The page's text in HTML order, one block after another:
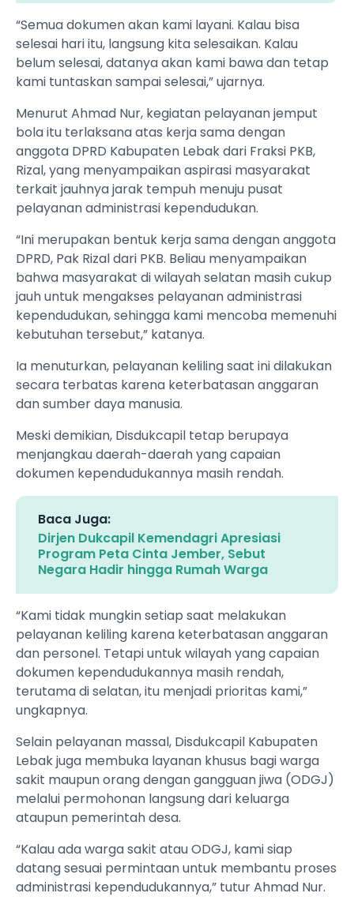
“Semua dokumen akan kami layani. Kalau bisa
selesai hari itu, langsung kita selesaikan. Kalau
belum selesai, datanya akan kami bawa dan tetap
kami tuntaskan sampai selesai,” ujarnya.
Menurut Ahmad Nur, kegiatan pelayanan jemput
bola itu terlaksana atas kerja sama dengan
anggota DPRD Kabupaten Lebak dari Fraksi PKB,
Rizal, yang menyampaikan aspirasi masyarakat
terkait jauhnya jarak tempuh menuju pusat
pelayanan administrasi kependudukan.
“Ini merupakan bentuk kerja sama dengan anggota
DPRD, Pak Rizal dari PKB. Beliau menyampaikan
bahwa masyarakat di wilayah selatan masih cukup
jauh untuk mengakses pelayanan administrasi
kependudukan, sehingga kami mencoba memenuhi
kebutuhan tersebut,” katanya.
Ia menuturkan, pelayanan keliling saat ini dilakukan
secara terbatas karena keterbatasan anggaran
dan sumber daya manusia.
Meski demikian, Disdukcapil tetap berupaya
menjangkau daerah-daerah yang capaian
dokumen kependudukannya masih rendah.
Baca Juga:
Dirjen Dukcapil Kemendagri Apresiasi
Program Peta Cinta Jember, Sebut
Negara Hadir hingga Rumah Warga
“Kami tidak mungkin setiap saat melakukan
pelayanan keliling karena keterbatasan anggaran
dan personel. Tetapi untuk wilayah yang capaian
dokumen kependudukannya masih rendah,
terutama di selatan, itu menjadi prioritas kami,”
ungkapnya.
Selain pelayanan massal, Disdukcapil Kabupaten
Lebak juga membuka layanan khusus bagi warga
sakit maupun orang dengan gangguan jiwa (ODGJ)
melalui permohonan langsung dari keluarga
ataupun pemerintah desa.
“Kalau ada warga sakit atau ODGJ, kami siap
datang sesuai permintaan untuk membantu proses
administrasi kependudukannya,” tutur Ahmad Nur.